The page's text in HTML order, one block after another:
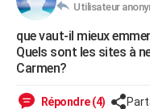
Essais
Réserver un essai
Citadines
Berlines
SUV
Forum auto
HIGH-TECH
Mobiles
Meilleur smartphone
Internet
Ordinateurs
Jeux vidéo
Guide high-tech
+BRICOLAGE
WEEK-END
Utilisateur
que vaut-il mieux
Quels sont les sites à
Carmen?
Répondre (4)